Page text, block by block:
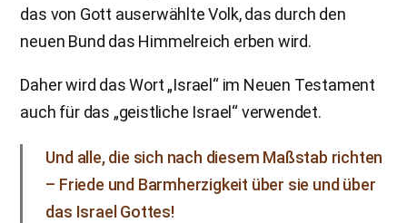
das von Gott auserwählte Volk, das durch den
neuen Bund das Himmelreich erben wird.
Daher wird das Wort „Israel“ im Neuen Testament
auch für das „geistliche Israel“ verwendet.
Und alle, die sich nach diesem Maßstab richten
– Friede und Barmherzigkeit über sie und über
das Israel Gottes!